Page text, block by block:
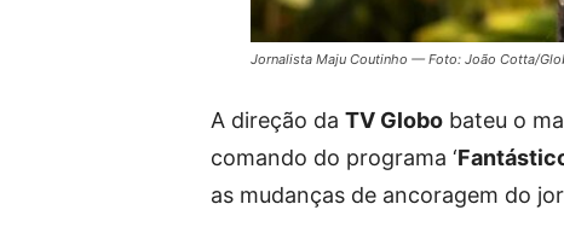
Jornalista Maju Coutinho — Foto: João Cotta/
A direção da TV Globo bateu o
comando do programa ‘
as mudanças de ancoragem do